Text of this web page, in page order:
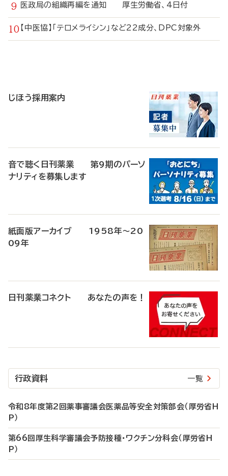
医政局の組織再編を通知 厚生労働省、4日付
【中医協】「テロメライシン」など22成分、DPC対象外
じほう採用案内
音で聴く日刊薬業 第9期のパーソ
ナリティを募集します
紙面版アーカイブ 1958年～20
09年
日刊薬業コネクト あなたの声を！
行政資料 一覧
令和8年度第2回薬事審議会医薬品等安全対策部会（厚労省H
P）
第66回厚生科学審議会予防接種・ワクチン分科会（厚労省H
P）